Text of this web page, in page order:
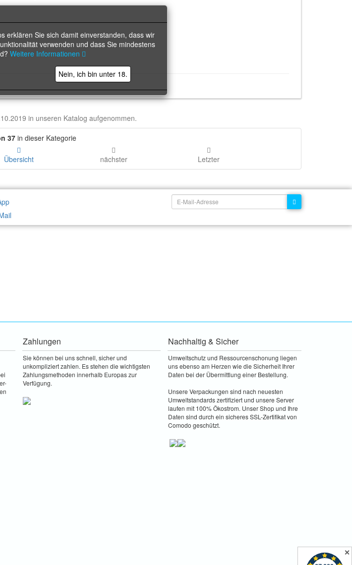
erklären Sie sich damit einverstanden, dass wir
verwenden und dass Sie mindestens
Weitere Informationen
Nein, ich bin unter 18.
in unseren Katalog aufgenommen.
37 in dieser Kategorie
Übersicht nächster Letzter
Zahlungen
Sie können bei uns schnell, sicher und
unkompliziert zahlen. Es stehen die wichtigsten
Zahlungsmethoden innerhalb Europas zur
Verfügung.
Nachhaltig & Sicher
Umweltschutz und Ressourcenschonung liegen
uns ebenso am Herzen wie die Sicherheit Ihrer
Daten bei der Übermittlung einer Bestellung.
Unsere Verpackungen sind nach neuesten
Umweltstandards zertifiziert und unsere Server
laufen mit 100% Ökostrom. Unser Shop und Ihre
Daten sind durch ein sicheres SSL-Zertifikat von
Comodo geschützt.
✕